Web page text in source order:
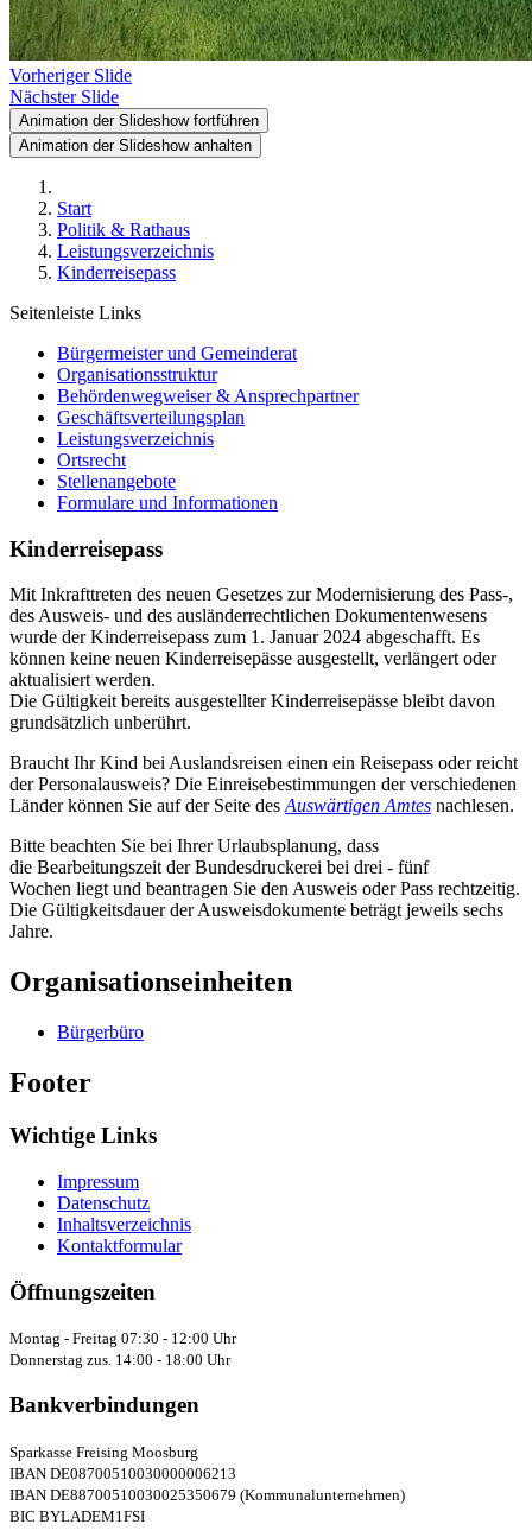
Vorheriger Slide
Nächster Slide
Animation der Slideshow fortführen
Animation der Slideshow anhalten
Start
Politik & Rathaus
Leistungsverzeichnis
Kinderreisepass
Seitenleiste Links
Bürgermeister und Gemeinderat
Organisationsstruktur
Behördenwegweiser & Ansprechpartner
Geschäftsverteilungsplan
Leistungsverzeichnis
Ortsrecht
Stellenangebote
Formulare und Informationen
Kinderreisepass
Mit Inkrafttreten des neuen Gesetzes zur Modernisierung des Pass-,
des Ausweis- und des ausländerrechtlichen Dokumentenwesens
wurde der Kinderreisepass zum 1. Januar 2024 abgeschafft. Es
können keine neuen Kinderreisepässe ausgestellt, verlängert oder
aktualisiert werden.
Die Gültigkeit bereits ausgestellter Kinderreisepässe bleibt davon
grundsätzlich unberührt.
Braucht Ihr Kind bei Auslandsreisen einen ein Reisepass oder reicht
der Personalausweis? Die Einreisebestimmungen der verschiedenen
Länder können Sie auf der Seite desAuswärtigen Amtes nachlesen.
Bitte beachten Sie bei Ihrer Urlaubsplanung, dass
die Bearbeitungszeit der Bundesdruckerei bei drei - fünf
Wochen liegt und beantragen Sie den Ausweis oder Pass rechtzeitig.
Die Gültigkeitsdauer der Ausweisdokumente beträgt jeweils sechs
Jahre.
Organisationseinheiten
Bürgerbüro
Footer
Wichtige Links
Impressum
Datenschutz
Inhaltsverzeichnis
Kontaktformular
Öffnungszeiten
Montag - Freitag 07:30 - 12:00 Uhr
Donnerstag zus. 14:00 - 18:00 Uhr
Bankverbindungen
Sparkasse Freising Moosburg
IBAN DE08700510030000006213
IBAN DE88700510030025350679 (Kommunalunternehmen)
BIC BYLADEM1FSI